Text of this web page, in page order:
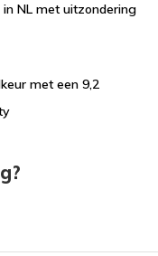
NL met uitzondering
met een 9,2